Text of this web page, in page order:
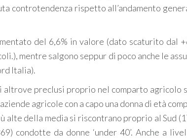
controtendenza rispetto all’andamento
del 6,6% in valore (dato scaturito dal
mentre salgono seppur di poco anche le
Italia).
altrove preclusi proprio nel comparto agricolo
agricole con a capo una donna di età
alte della media si riscontrano proprio al Sud
condotte da donne ‘under 40’. Anche a